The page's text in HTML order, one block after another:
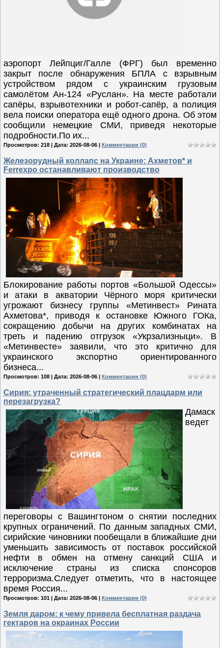
аэропорт Лейпциг/Галле (ФРГ) был временно
закрыт после обнаружения БПЛА с взрывным
устройством рядом с украинским грузовым
самолётом Ан-124 «Руслан». На месте работали
сапёры, взрывотехники и робот-сапёр, а полиция
вела поиски оператора ещё одного дрона. Об этом
сообщили немецкие СМИ, приведя некоторые
подробности.По их...
Просмотров: 218 | Дата: 2026-08-06 | Комментарии (0)
Железорудный коллапс на Украине: Ахметов* и
Ferrexpo останавливают производство
Блокирование работы портов «Большой Одессы»
и атаки в акватории Чёрного моря критически
угрожают бизнесу группы «Метинвест» Рината
Ахметова*, приводя к остановке Южного ГОКа,
сокращению добычи на других комбинатах на
треть и падению отгрузок «Укрзализныци». В
«Метинвесте» заявили, что это критично для
украинского экспортно ориентированного
бизнеса...
Просмотров: 108 | Дата: 2026-08-06 | Комментарии (0)
Сирия: утраченный стратегический плацдарм или
перезагрузка?
Дамаск
ведет
переговоры с Вашингтоном о снятии последних
крупных ограничений. По данным западных СМИ,
сирийские чиновники пообещали в ближайшие дни
уменьшить зависимость от поставок российской
нефти в обмен на отмену санкций США и
исключение страны из списка спонсоров
терроризма.Следует отметить, что в настоящее
время Россия...
Просмотров: 101 | Дата: 2026-08-06 | Комментарии (0)
Земля даром: к чему привела бесплатная раздача
гектаров на окраинах России